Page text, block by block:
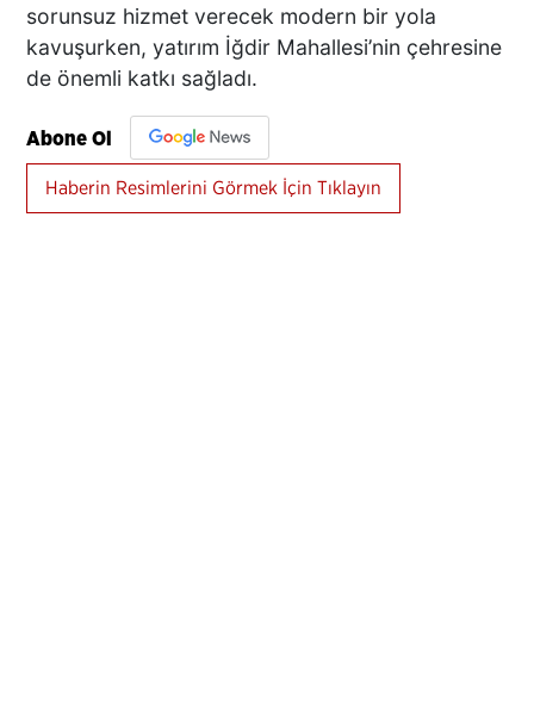
sorunsuz hizmet verecek modern bir yola
kavuşurken, yatırım İğdir Mahallesi’nin çehresine
de önemli katkı sağladı.
Abone Ol
Haberin Resimlerini Görmek İçin Tıklayın